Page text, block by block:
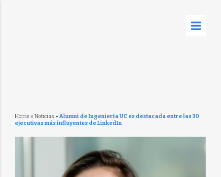
Home » Noticias » Alumni de Ingeniería UC es destacada entre las 30
ejecutivas más influyentes de LinkedIn